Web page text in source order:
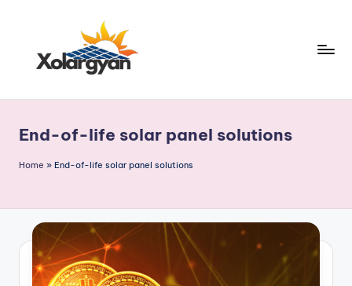
content
l
a
g
y
a
End-of-life solar panel solutions
Home » End-of-life solar panel solutions